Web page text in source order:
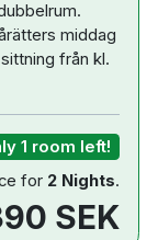
middag
från kl.
1 room left!
for 2 Nights.
SEK